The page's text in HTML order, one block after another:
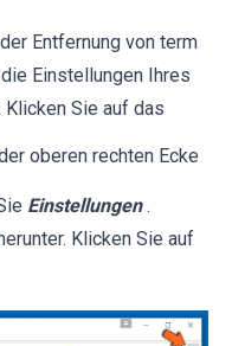
Entfernung von term
Einstellungen Ihres
Sie auf das
oberen rechten Ecke
Einstellungen .
Klicken Sie auf